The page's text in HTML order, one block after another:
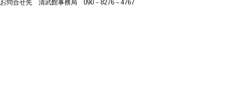
お問合せ先 清武館事務局 090－8276－4767